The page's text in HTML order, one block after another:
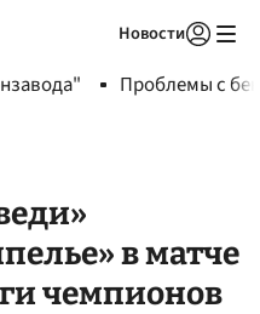
Новости
Проблемы с
в матче
чемпионов